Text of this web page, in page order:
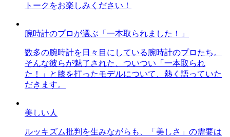
トークをお楽しみください！
腕時計のプロが選ぶ「一本取られました！」
数多の腕時計を日々目にしている腕時計のプロたち。
そんな彼らが魅了された、ついつい「一本取られ
た！」と膝を打ったモデルについて、熱く語っていた
だきます。
美しい人
ルッキズム批判を生みながらも、「美しさ」の需要は